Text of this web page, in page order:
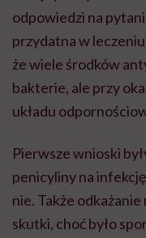
odpowiedzi na
przydatna w leczeniu
że wiele środków
bakterie, ale przy
układu
Pierwsze wnioski
penicyliny na
nie. Także
skutki, choć było